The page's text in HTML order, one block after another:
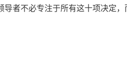
者不必专注于所有这十项决定